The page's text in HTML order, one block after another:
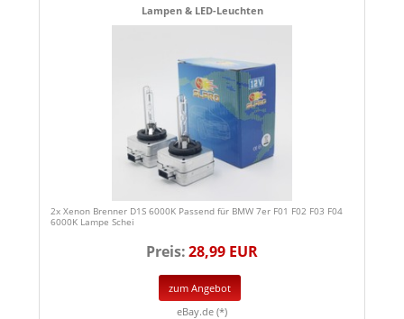
Lampen & LED-Leuchten
2x Xenon Brenner D1S 6000K Passend für BMW 7er F01 F02 F03 F04
6000K Lampe Schei
Preis:28,99 EUR
zum Angebot
eBay.de (*)